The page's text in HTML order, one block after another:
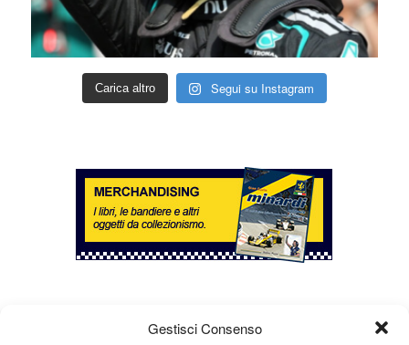
Gestisci Consenso
Carica altro Segui su Instagram